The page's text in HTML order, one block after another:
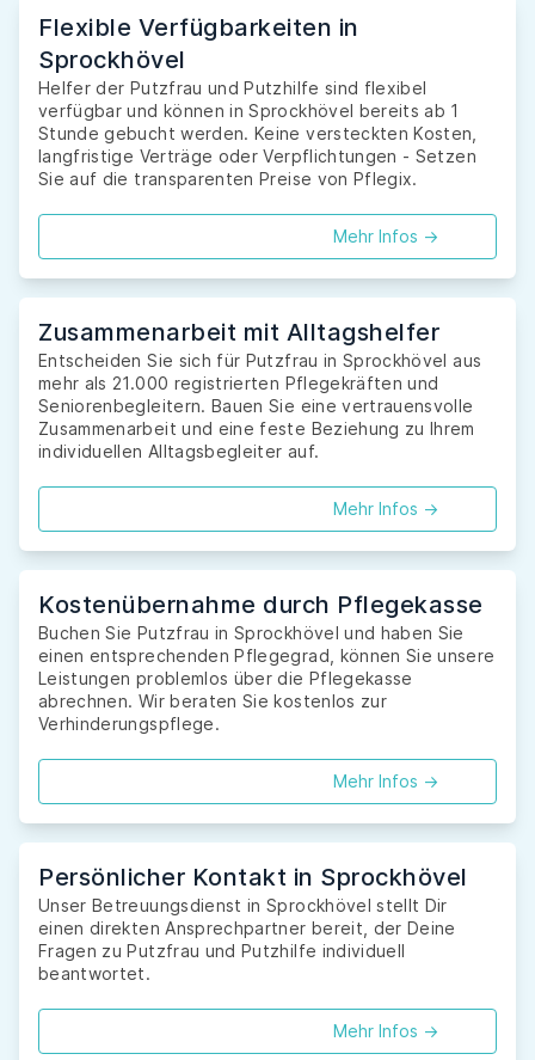
Flexible Verfügbarkeiten in
Sprockhövel
Helfer der Putzfrau und Putzhilfe sind flexibel
verfügbar und können in Sprockhövel bereits ab 1
Stunde gebucht werden. Keine versteckten Kosten,
langfristige Verträge oder Verpflichtungen - Setzen
Sie auf die transparenten Preise von Pflegix.
Mehr Infos ->
Zusammenarbeit mit Alltagshelfer
Entscheiden Sie sich für Putzfrau in Sprockhövel aus
mehr als 21.000 registrierten Pflegekräften und
Seniorenbegleitern. Bauen Sie eine vertrauensvolle
Zusammenarbeit und eine feste Beziehung zu Ihrem
individuellen Alltagsbegleiter auf.
Mehr Infos ->
Kostenübernahme durch Pflegekasse
Buchen Sie Putzfrau in Sprockhövel und haben Sie
einen entsprechenden Pflegegrad, können Sie unsere
Leistungen problemlos über die Pflegekasse
abrechnen. Wir beraten Sie kostenlos zur
Verhinderungspflege.
Mehr Infos ->
Persönlicher Kontakt in Sprockhövel
Unser Betreuungsdienst in Sprockhövel stellt Dir
einen direkten Ansprechpartner bereit, der Deine
Fragen zu Putzfrau und Putzhilfe individuell
beantwortet.
Mehr Infos ->